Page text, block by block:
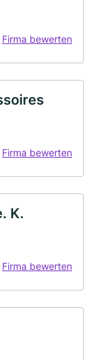
Firma bewerten
Firma bewerten
K.
Firma bewerten